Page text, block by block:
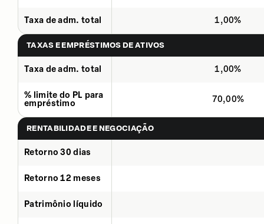
Taxa de adm. total 1,00%
TAXAS E EMPRÉSTIMOS DE ATIVOS
Taxa de adm. total 1,00%
% limite do PL para
empréstimo
70,00%
RENTABILIDADE E NEGOCIAÇÃO
Retorno 30 dias
Retorno 12 meses
Patrimônio líquido